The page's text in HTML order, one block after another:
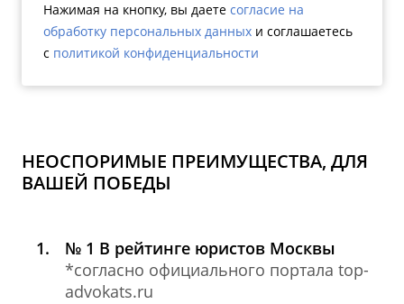
Нажимая на кнопку, вы даете согласие на
обработку персональных данных и соглашаетесь
c политикой конфиденциальности
НЕОСПОРИМЫЕ ПРЕИМУЩЕСТВА, ДЛЯ
ВАШЕЙ ПОБЕДЫ
№ 1 В рейтинге юристов Москвы
*согласно официального портала top-
advokats.ru